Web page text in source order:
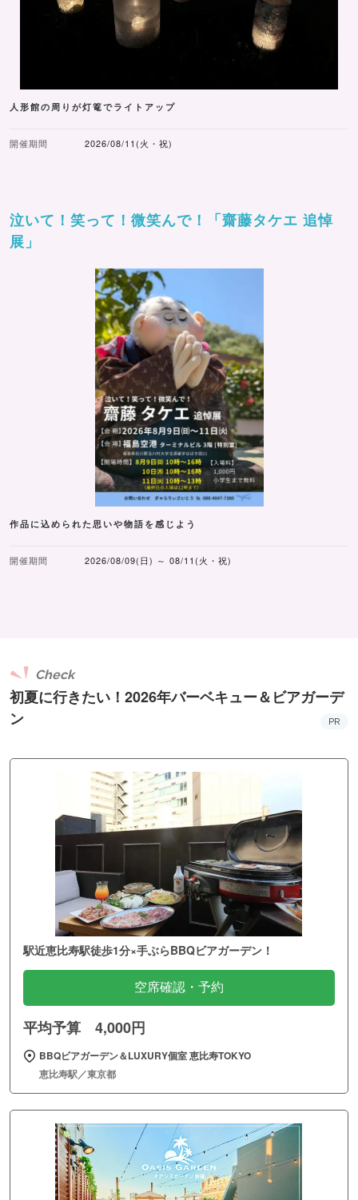
人形館の周りが灯篭でライトアップ
開催期間 2026/08/11(火・祝)
泣いて！笑って！微笑んで！「齋藤タケエ 追悼
展」
作品に込められた思いや物語を感じよう
開催期間 2026/08/09(日) ～ 08/11(火・祝)
初夏に行きたい！2026年バーベキュー＆ビアガーデ
ン
Check
PR
駅近恵比寿駅徒歩1分×手ぶらBBQビアガーデン！
空席確認・予約
平均予算 4,000円
BBQビアガーデン＆LUXURY個室 恵比寿TOKYO
恵比寿駅／東京都